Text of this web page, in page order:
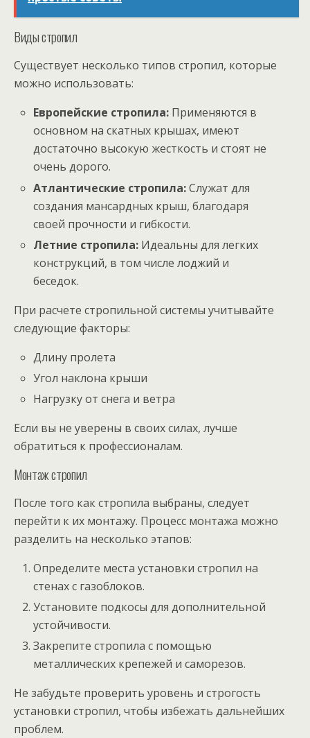
Виды стропил
Существует несколько типов стропил, которые
можно использовать:
Европейские стропила: Применяются в
основном на скатных крышах, имеют
достаточно высокую жесткость и стоят не
очень дорого.
Атлантические стропила:Служат для
создания мансардных крыш, благодаря
своей прочности и гибкости.
Летние стропила: Идеальны для легких
конструкций, в том числе лоджий и
беседок.
При расчете стропильной системы учитывайте
следующие факторы:
Длину пролета
Угол наклона крыши
Нагрузку от снега и ветра
Если вы не уверены в своих силах, лучше
обратиться к профессионалам.
Монтаж стропил
После того как стропила выбраны, следует
перейти к их монтажу. Процесс монтажа можно
разделить на несколько этапов:
Определите места установки стропил на
стенах с газоблоков.
Установите подкосы для дополнительной
устойчивости.
Закрепите стропила с помощью
металлических крепежей и саморезов.
Не забудьте проверить уровень и строгость
установки стропил, чтобы избежать дальнейших
проблем.